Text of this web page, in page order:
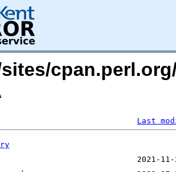
Last